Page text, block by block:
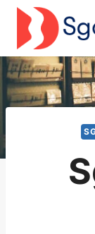
Salta
contenuto